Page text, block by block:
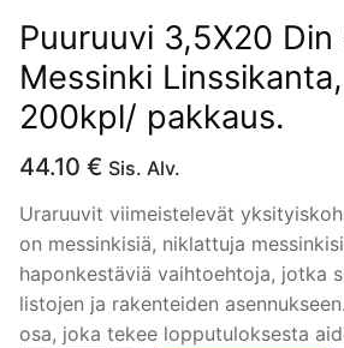
Puuruuvi 3,5X20 Din
Messinki Linssikanta,
200kpl/ pakkaus.
44.10 € Sis. Alv.
Uraruuvit viimeistelevät
on messinkisiä, niklattuja
haponkestäviä vaihtoehtoja, jotka
listojen ja rakenteiden
osa, joka tekee lopputuloksesta